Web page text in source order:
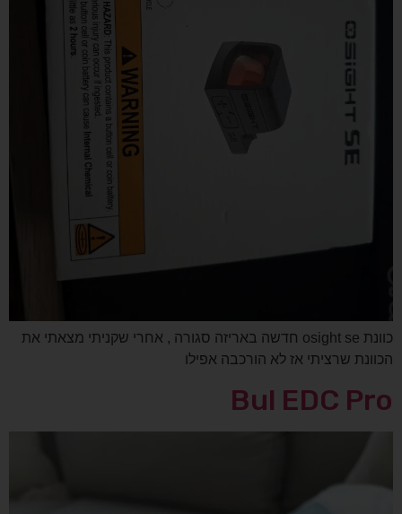
כוונת osight se חדשה באריזה סגורה , אחרי שקניתי מצאתי את
הכוונת שרציתי אז לא הורכבה אפילו
Bul EDC Pro